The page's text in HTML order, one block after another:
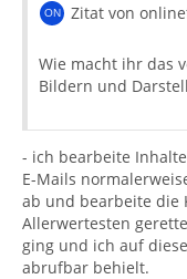
Zitat von
Wie macht ihr das
Bildern und
- ich bearbeite
E-Mails
ab und bearbeite die
Allerwertesten
ging und ich auf
abrufbar behielt.